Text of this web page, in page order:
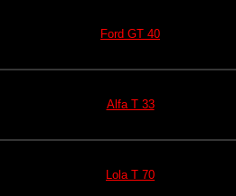
Ford GT 40
Alfa T 33
Lola T 70